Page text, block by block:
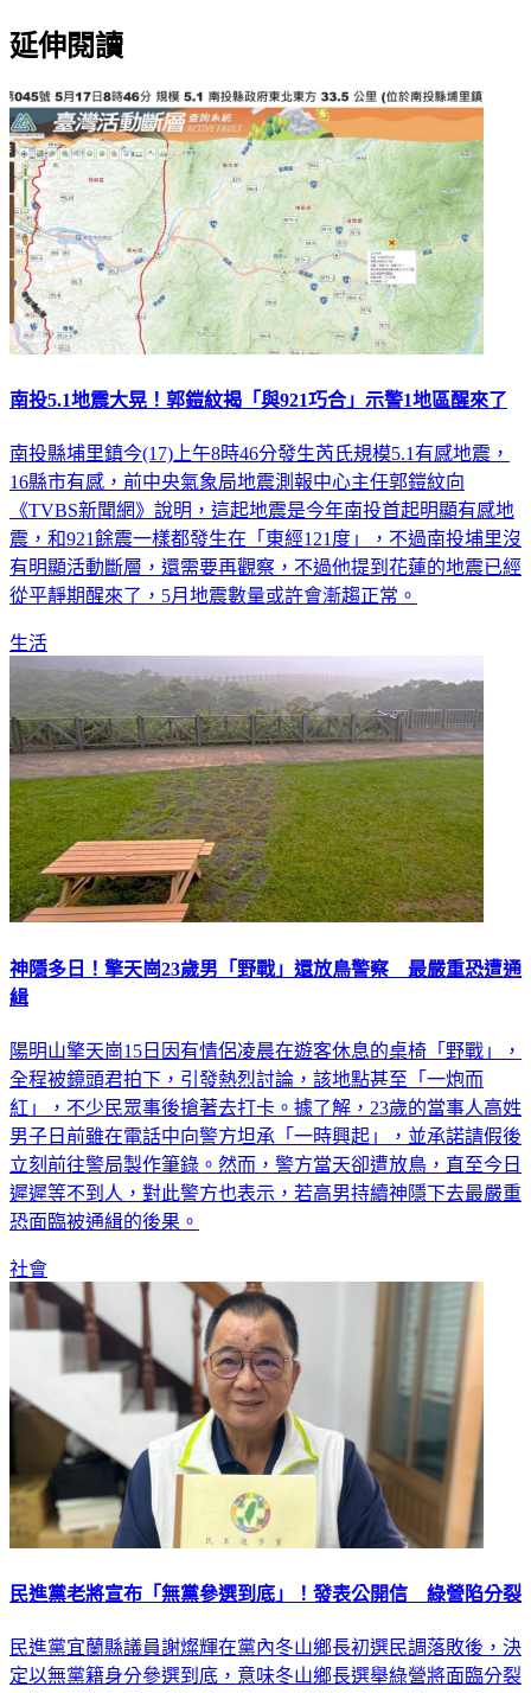
延伸閱讀
南投5.1地震大晃！郭鎧紋揭「與921巧合」示警1地區醒來了
南投縣埔里鎮今(17)上午8時46分發生芮氏規模5.1有感地震，
16縣市有感，前中央氣象局地震測報中心主任郭鎧紋向
《TVBS新聞網》說明，這起地震是今年南投首起明顯有感地
震，和921餘震一樣都發生在「東經121度」，不過南投埔里沒
有明顯活動斷層，還需要再觀察，不過他提到花蓮的地震已經
從平靜期醒來了，5月地震數量或許會漸趨正常。
生活
神隱多日！擎天崗23歲男「野戰」還放鳥警察 最嚴重恐遭通
緝
陽明山擎天崗15日因有情侶凌晨在遊客休息的桌椅「野戰」，
全程被鏡頭君拍下，引發熱烈討論，該地點甚至「一炮而
紅」，不少民眾事後搶著去打卡。據了解，23歲的當事人高姓
男子日前雖在電話中向警方坦承「一時興起」，並承諾請假後
立刻前往警局製作筆錄。然而，警方當天卻遭放鳥，直至今日
遲遲等不到人，對此警方也表示，若高男持續神隱下去最嚴重
恐面臨被通緝的後果。
社會
民進黨老將宣布「無黨參選到底」！發表公開信 綠營陷分裂
民進黨宜蘭縣議員謝燦輝在黨內冬山鄉長初選民調落敗後，決
定以無黨籍身分參選到底，意味冬山鄉長選舉綠營將面臨分裂